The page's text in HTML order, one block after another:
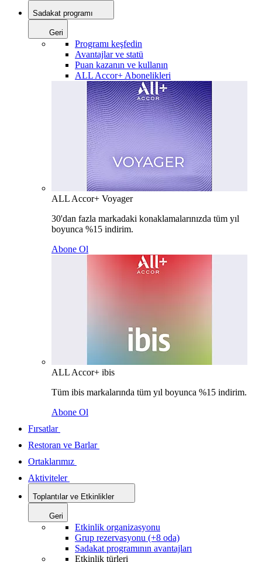
Sadakat programı
Geri
Programı keşfedin
Avantajlar ve statü
Puan kazanın ve kullanın
ALL Accor+ Abonelikleri
ALL Accor+ Voyager
30'dan fazla markadaki konaklamalarınızda tüm yıl
boyunca %15 indirim.
Abone Ol
ALL Accor+ ibis
Tüm ibis markalarında tüm yıl boyunca %15 indirim.
Abone Ol
Fırsatlar
Restoran ve Barlar
Ortaklarımız
Aktiviteler
Toplantılar ve Etkinlikler
Geri
Etkinlik organizasyonu
Grup rezervasyonu (+8 oda)
Sadakat programının avantajları
Etkinlik türleri